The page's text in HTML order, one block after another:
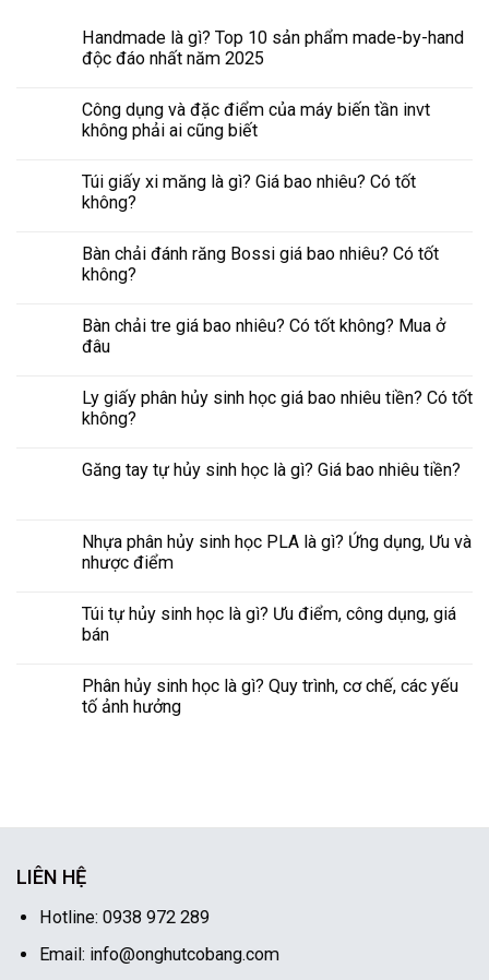
Handmade là gì? Top 10 sản phẩm made-by-hand
độc đáo nhất năm 2025
Công dụng và đặc điểm của máy biến tần invt
không phải ai cũng biết
Túi giấy xi măng là gì? Giá bao nhiêu? Có tốt
không?
Bàn chải đánh răng Bossi giá bao nhiêu? Có tốt
không?
Bàn chải tre giá bao nhiêu? Có tốt không? Mua ở
đâu
Ly giấy phân hủy sinh học giá bao nhiêu tiền? Có tốt
không?
Găng tay tự hủy sinh học là gì? Giá bao nhiêu tiền?
Nhựa phân hủy sinh học PLA là gì? Ứng dụng, Ưu và
nhược điểm
Túi tự hủy sinh học là gì? Ưu điểm, công dụng, giá
bán
Phân hủy sinh học là gì? Quy trình, cơ chế, các yếu
tố ảnh hưởng
LIÊN HỆ
Hotline: 0938 972 289
Email: info@onghutcobang.com